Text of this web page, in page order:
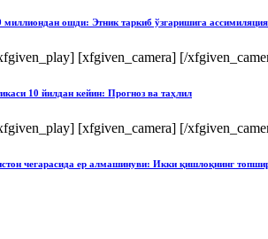
миллиондан ошди: Этник таркиб ўзгаришига
[xfgiven_camera] [/
10 йилдан кейин: Прогноз ва таҳлил
[xfgiven_camera] [/
чегарасида ер алмашинуви: Икки қишлоқнинг